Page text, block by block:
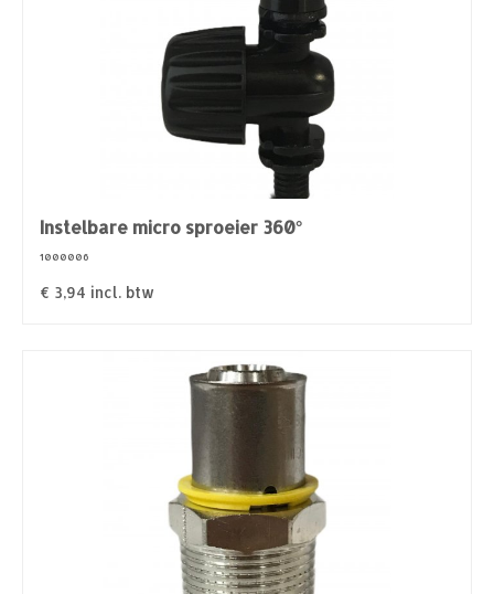
Instelbare micro sproeier 360°
1000006
€ 3,94 incl. btw